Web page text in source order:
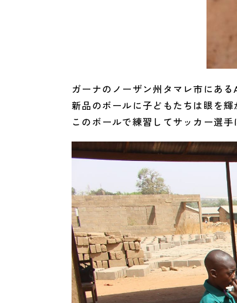
ガーナのノーザン州タマレ市にあ
新品のボールに子どもたちは眼を輝
このボールで練習してサッカー選